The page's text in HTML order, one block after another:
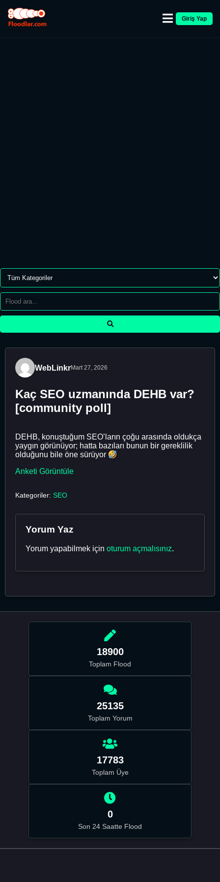
Giriş Yap
WebLinkrMart 27, 2026
Kaç SEO uzmanında DEHB var?
[community poll]
DEHB, konuştuğum SEO’ların çoğu arasında oldukça
yaygın görünüyor; hatta bazıları bunun bir gereklilik
olduğunu bile öne sürüyor
Anketi Görüntüle
Kategoriler: SEO
Yorum Yaz
Yorum yapabilmek için oturum açmalısınız.
18900
Toplam Flood
25135
Toplam Yorum
17783
Toplam Üye
0
Son 24 Saatte Flood